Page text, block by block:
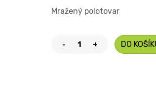
Mražený polotovar
- + DO